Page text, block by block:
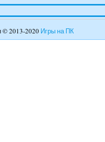
© 2013-2020 Игры на ПК